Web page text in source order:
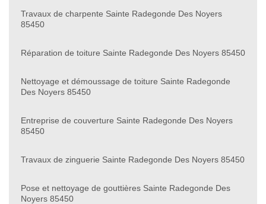
Travaux de charpente Sainte Radegonde Des Noyers
85450
Réparation de toiture Sainte Radegonde Des Noyers 85450
Nettoyage et démoussage de toiture Sainte Radegonde
Des Noyers 85450
Entreprise de couverture Sainte Radegonde Des Noyers
85450
Travaux de zinguerie Sainte Radegonde Des Noyers 85450
Pose et nettoyage de gouttières Sainte Radegonde Des
Noyers 85450